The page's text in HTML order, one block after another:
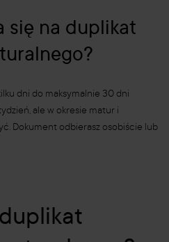
się na duplikat
dni do maksymalnie 30 dni
ale w okresie matur i
Dokument odbierasz osobiście lub